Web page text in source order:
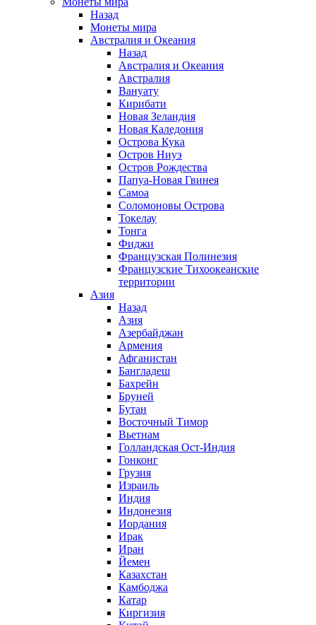
Назад
Монеты мира
Австралия и Океания
Назад
Австралия и Океания
Австралия
Вануату
Кирибати
Новая Зеландия
Новая Каледония
Острова Кука
Остров Ниуэ
Остров Рождества
Папуа-Новая Гвинея
Самоа
Соломоновы Острова
Токелау
Тонга
Фиджи
Французская Полинезия
Французские Тихоокеанские
территории
Азия
Назад
Азия
Азербайджан
Армения
Афганистан
Бангладеш
Бахрейн
Бруней
Бутан
Восточный Тимор
Вьетнам
Голландская Ост-Индия
Гонконг
Грузия
Израиль
Индия
Индонезия
Иордания
Ирак
Иран
Йемен
Казахстан
Камбоджа
Катар
Киргизия